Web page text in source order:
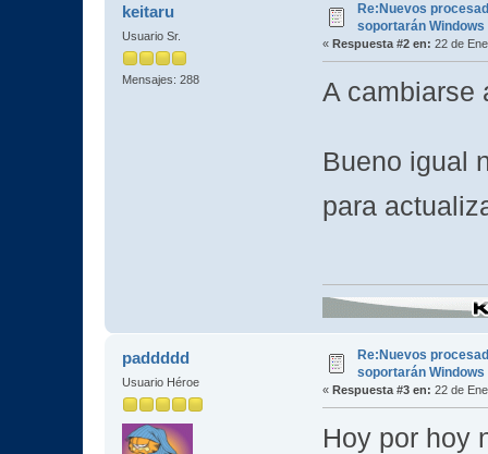
keitaru
Usuario Sr.
Mensajes: 288
Re:Nuevos
soportarán Windows
« Respuesta #2 en: 22 de
A
Bueno igual
para
paddddd
Usuario Héroe
Re:Nuevos
soportarán Windows
« Respuesta #3 en: 22 de
Hoy por hoy